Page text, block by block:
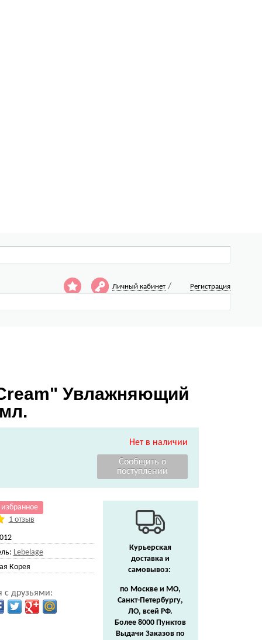
Личный кабинет / Регистрация
Увлажняющий
Нет в наличии
1 отзыв
Lebelage
Корея
с друзьями:
Курьерская
доставка и
самовывоз:
по Москве и МО,
Санкт-Петербургу,
ЛО, всей РФ.
Более 8000 Пунктов
Выдачи Заказов по